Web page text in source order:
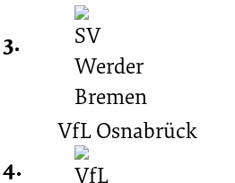
(Oberliga
Nord)
3.
4.
VfL Osnabrück